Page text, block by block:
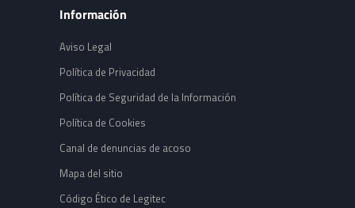
Información
Aviso Legal
Política de Privacidad
Política de Seguridad de la Información
Política de Cookies
Canal de denuncias de acoso
Mapa del sitio
Código Ético de Legitec